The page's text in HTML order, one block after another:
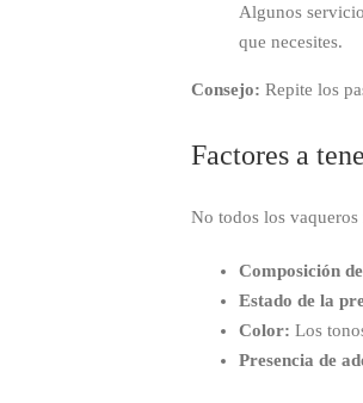
Algunos
que necesites.
Consejo: Repite los
Factores a
No todos los
Composición
Estado de la
Color: Los
Presencia de